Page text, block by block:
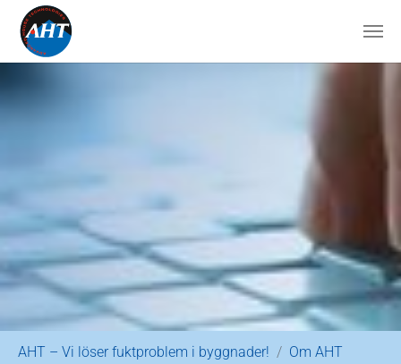
AHT – Vi löser fuktproblem i byggnader!
Om AHT